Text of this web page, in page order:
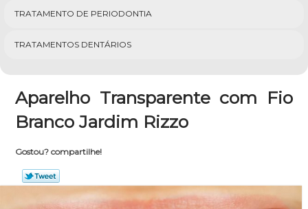
TRATAMENTO DE PERIODONTIA
TRATAMENTOS DENTÁRIOS
Aparelho Transparente com Fio
Branco Jardim Rizzo
Gostou? compartilhe!